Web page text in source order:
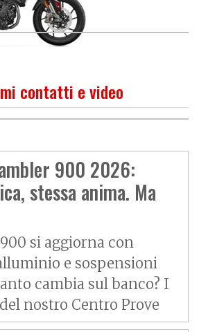
contatti e video
Scrambler:
vintage
900 2026:
stessa anima. Ma
si aggiorna con
e sospensioni
cambia sul banco? I
nostro Centro Prove